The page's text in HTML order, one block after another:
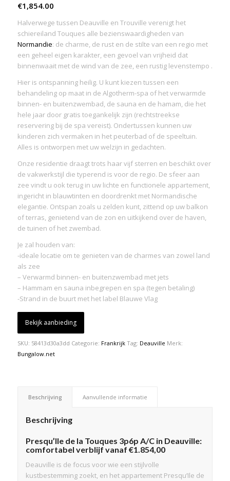
€1,854.00
Halverwege tussen Deauville en Trouville verenigt het
schiereiland Touques alle bezienswaardigheden van
Normandie: de charme, de rust en de stilte van een regio met
een geheel eigen karakter, een gevoel van vrijheid dat
binnenwaait met de wind van de zee, een rustig levenstempo .
Hier is ontspanning heilig. U kunt kiezen tussen een
behandeling op maat in de Algotherm-spa of het verwarmde
binnen- en buitenzwembad, de sauna en de hamam, die het
hele jaar door gratis toegankelijk zijn (rechtstreekse
reservering bij de spa vereist). Ondertussen kunnen uw
kinderen zich vermaken in het peuterbad of de speeltuin.
Alles is ontworpen met uw welzijn in gedachten.
Onze residentie draagt trots haar vijf sterren en beschikt over
de vakwerkstijl die typerend is voor de regio. De sfeer aan
zee vindt u ook terug in uw lichte en functionele appartement,
ingericht in blauwtinten en doordrenkt met Normandische
elegantie. Ontspan zoals u zelden kunt, zittend op uw balkon
of terras, genietend van de zon en uitkijkend over de haven,
de tuinen of het zwembad.
Je zal houden van:
-ideale locatie om te genieten van de charmes van zowel land
als zee
– Verwarmd binnen- en buitenzwembad met jets
– Hammam en sauna inbegrepen en spa (tegen betaling)
-Strand in de buurt met het label Blauwe Vlag
Bekijk aanbieding
SKU: 58413d30a3dd Categorie: Frankrijk Tag: Deauville Merk:
Bungalow.net
Beschrijving Aanvullende informatie
Beschrijving
Presqu’Ile de la Touques 3p6p A/C in Deauville:
comfortabel verblijf vanaf €1.854,00
Deauville is de focus voor wie een stijlvolle
kustbestemming zoekt, en het appartement Presqu’Ile de